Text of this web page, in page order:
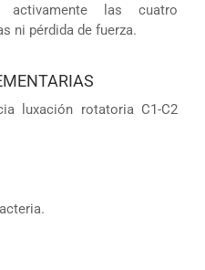
activamente las cuatro
ni pérdida de fuerza.
luxación rotatoria C1-C2